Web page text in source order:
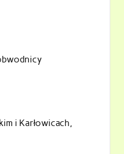
i Karłowicach,